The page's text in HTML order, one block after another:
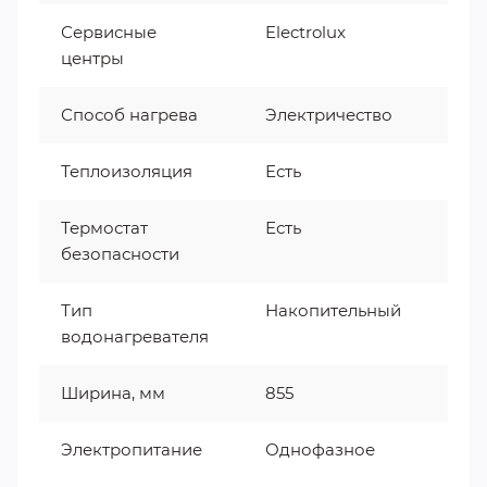
Сервисные
центры
Electrolux
Способ нагрева Электричество
Теплоизоляция Есть
Термостат
безопасности
Есть
Тип
водонагревателя
Накопительный
Ширина, мм 855
Электропитание Однофазное